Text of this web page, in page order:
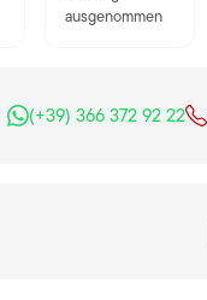
ausgenommen
(+39) 366 372 92 22